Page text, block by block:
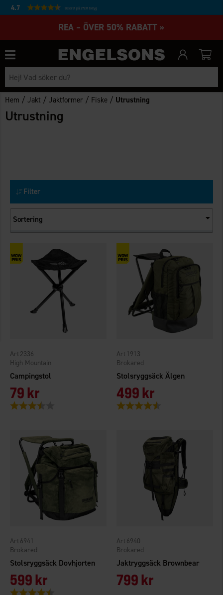
4.7 Baserat på 27231 betyg
REA – ÖVER 50% RABATT »
Hem /Jakt /Jaktformer / Fiske / Utrustning
Utrustning
Filter
Sortering
Campingstol
High Mountain
2336
79 kr
Betyg:
Stolsryggsäck Älgen
Brokared
1913
499 kr
Betyg:
Stolsryggsäck Dovhjorten
Brokared
6941
599 kr
Betyg:
Jaktryggsäck Brownbear
Brokared
6940
799 kr